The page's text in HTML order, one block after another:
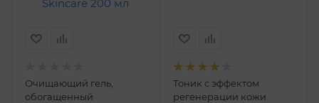
Очищающий гель,
обогащенный
Тоник с эффектом
регенерации кожи